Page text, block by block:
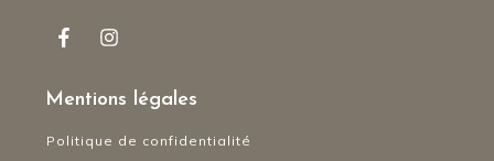
Mentions légales
Politique de confidentialité